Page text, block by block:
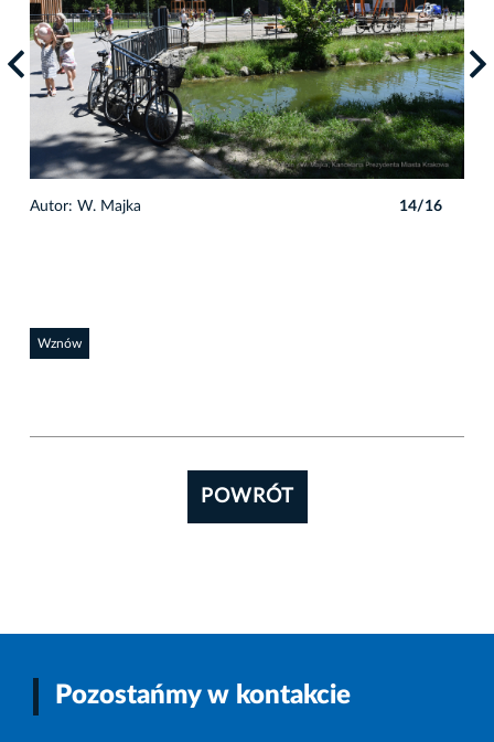
Autor: W. Majka 14/16
Wznów
POWRÓT
Pozostańmy w kontakcie